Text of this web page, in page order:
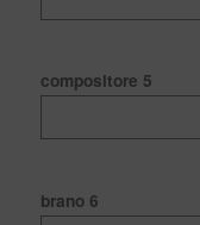
compositore 5
brano 6